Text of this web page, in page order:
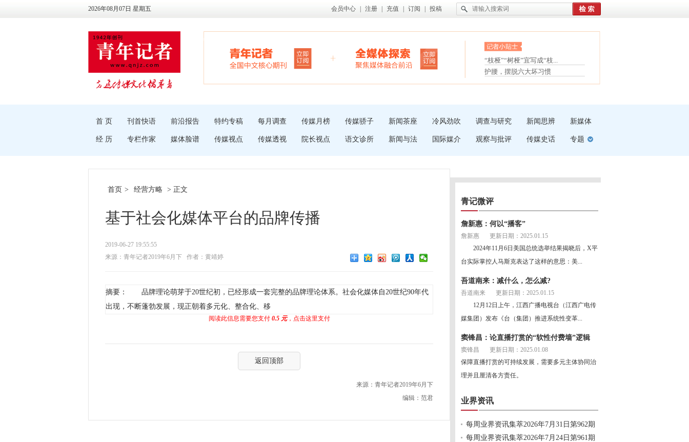
2026年08月07日 星期五 会员中心 注册 充值 订阅 投稿
眼白变红或是结膜下出血
“枝桠”“树桠”宜写成“枝...
夏天缓解疲劳有三招
护腰，摆脱六大坏习惯
受伤了冰敷还是热敷
首 页 刊首快语 前沿报告 特约专稿 每月调查 传媒月榜 传媒骄子 新闻茶座 冷风劲吹 调查与研究 新闻思辨 新媒体
经 历 专栏作家 媒体脸谱 传媒视点 传媒透视 院长视点 语文诊所 新闻与法 国际媒介 观察与批评 传媒史话 专题
首页 > 经营方略 > 正文
基于社会化媒体平台的品牌传播
2019-06-27 19:55:55
来源：青年记者2019年6月下
作者：黄靖婷
摘要： 品牌理论萌芽于20世纪初，已经形成一套完整的品牌理论体系。社会化媒体自20世纪90年代
出现，不断蓬勃发展，现正朝着多元化、整合化、移
阅读此信息需要您支付 0.5 元，点击这里支付
返回顶部
来源：青年记者2019年6月下
编辑：范君
青记微评
詹新惠：何以“播客”
詹新惠
更新日期：2025.01.15
2024年11月6日美国总统选举结果揭晓后，X平
台实际掌控人马斯克表达了这样的意思：美...
吾道南来：减什么，怎么减?
吾道南来
更新日期：2025.01.15
12月12日上午，江西广播电视台（江西广电传
媒集团）发布《台（集团）推进系统性变革...
窦锋昌：论直播打赏的“软性付费墙”逻辑
窦锋昌
更新日期：2025.01.08
保障直播打赏的可持续发展，需要多元主体协同治
理并且厘清各方责任。
业界资讯
每周业界资讯集萃2026年7月31日第962期
每周业界资讯集萃2026年7月24日第961期